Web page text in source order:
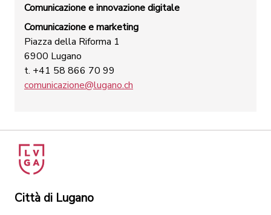
Comunicazione e innovazione digitale
Comunicazione e marketing
Piazza della Riforma 1
6900 Lugano
t. +41 58 866 70 99
comunicazione@lugano.ch
Città di Lugano